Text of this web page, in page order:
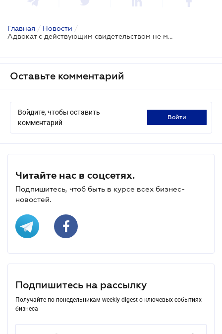
Главная / Новости /
Адвокат с действующим свидетельством не может считаться безработным
Оставьте комментарий
Войдите, чтобы оставить
комментарий
войти
Читайте нас в соцсетях.
Подпишитесь, чтоб быть в курсе всех бизнес-
новостей.
Подпишитесь на рассылку
Получайте по понедельникам weekly-digest о ключевых событиях
бизнеса